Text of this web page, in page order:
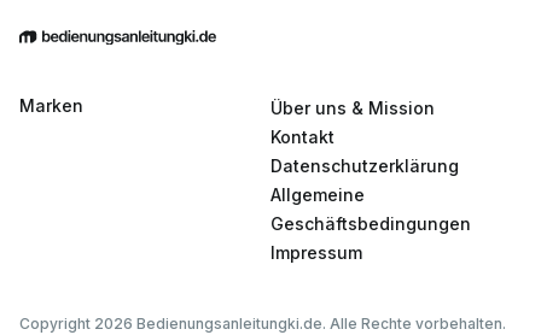
Marken
Über uns & Mission
Kontakt
Datenschutzerklärung
Allgemeine
Geschäftsbedingungen
Impressum
Copyright 2026 Bedienungsanleitungki.de. Alle Rechte vorbehalten.